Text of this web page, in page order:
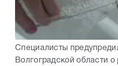
Специалисты
Волгоградской области